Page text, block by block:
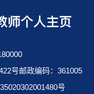
号邮政编码：361005
号